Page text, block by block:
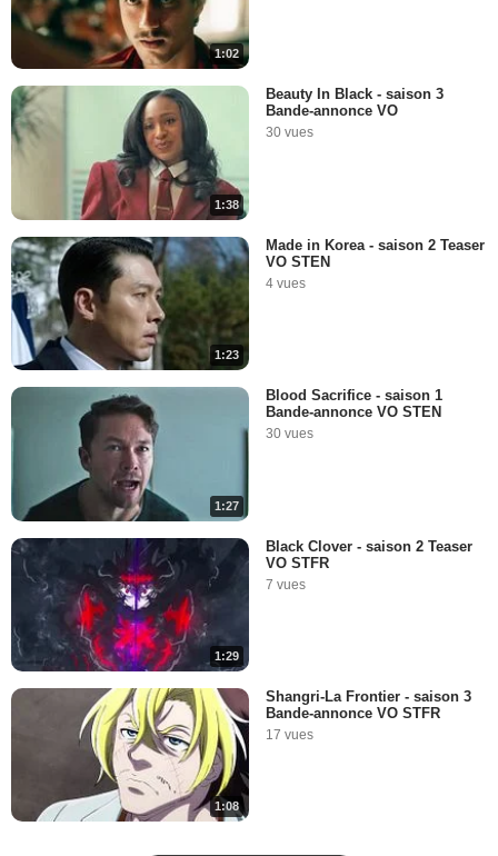
1:02
1:38
Beauty In Black - saison 3
Bande-annonce VO
30 vues
1:23
Made in Korea - saison 2 Teaser
VO STEN
4 vues
1:27
Blood Sacrifice - saison 1
Bande-annonce VO STEN
30 vues
1:29
Black Clover - saison 2 Teaser
VO STFR
7 vues
1:08
Shangri-La Frontier - saison 3
Bande-annonce VO STFR
17 vues